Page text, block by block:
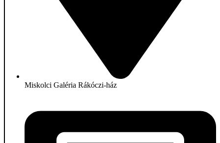
Miskolci Galéria Rákóczi-ház